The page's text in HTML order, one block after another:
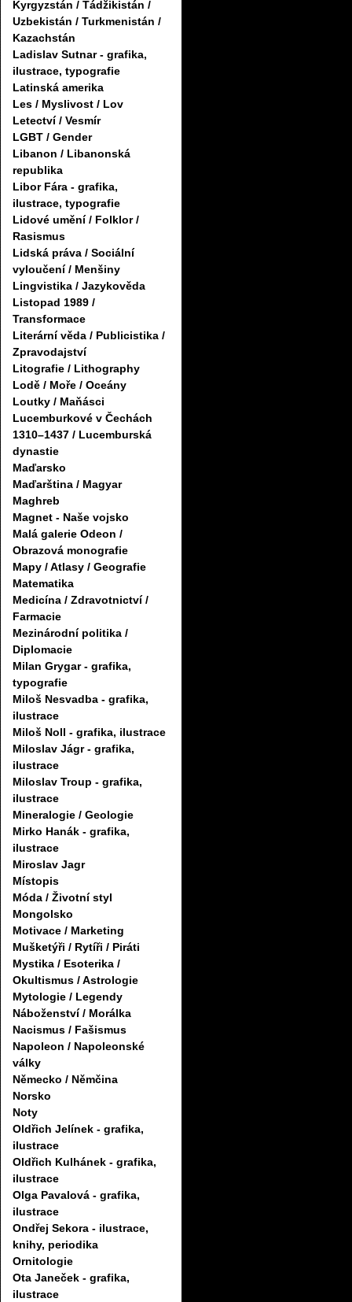
Kyrgyzstán / Tádžikistán /
Uzbekistán / Turkmenistán /
Kazachstán
Ladislav Sutnar - grafika,
ilustrace, typografie
Latinská amerika
Les / Myslivost / Lov
Letectví / Vesmír
LGBT / Gender
Libanon / Libanonská
republika
Libor Fára - grafika,
ilustrace, typografie
Lidové umění / Folklor /
Rasismus
Lidská práva / Sociální
vyloučení / Menšiny
Lingvistika / Jazykověda
Listopad 1989 /
Transformace
Literární věda / Publicistika /
Zpravodajství
Litografie / Lithography
Lodě / Moře / Oceány
Loutky / Maňásci
Lucemburkové v Čechách
1310–1437 / Lucemburská
dynastie
Maďarsko
Maďarština / Magyar
Maghreb
Magnet - Naše vojsko
Malá galerie Odeon /
Obrazová monografie
Mapy / Atlasy / Geografie
Matematika
Medicína / Zdravotnictví /
Farmacie
Mezinárodní politika /
Diplomacie
Milan Grygar - grafika,
typografie
Miloš Nesvadba - grafika,
ilustrace
Miloš Noll - grafika, ilustrace
Miloslav Jágr - grafika,
ilustrace
Miloslav Troup - grafika,
ilustrace
Mineralogie / Geologie
Mirko Hanák - grafika,
ilustrace
Miroslav Jagr
Místopis
Móda / Životní styl
Mongolsko
Motivace / Marketing
Mušketýři / Rytíři / Piráti
Mystika / Esoterika /
Okultismus / Astrologie
Mytologie / Legendy
Náboženství / Morálka
Nacismus / Fašismus
Napoleon / Napoleonské
války
Německo / Němčina
Norsko
Noty
Oldřich Jelínek - grafika,
ilustrace
Oldřich Kulhánek - grafika,
ilustrace
Olga Pavalová - grafika,
ilustrace
Ondřej Sekora - ilustrace,
knihy, periodika
Ornitologie
Ota Janeček - grafika,
ilustrace